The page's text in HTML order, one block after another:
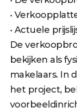
•
• Actuele
De
bekijken als
makelaars. In
het project,